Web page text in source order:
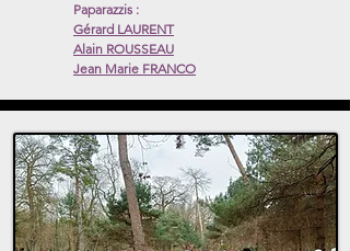
Paparazzis :
Gérard LAURENT
Alain ROUSSEAU
Jean Marie FRANCO
Lien sur les noms